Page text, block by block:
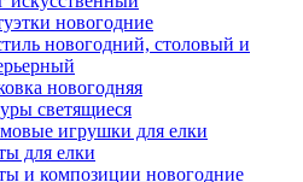
новогодние
новогодний, столовый и
новогодняя
светящиеся
игрушки для елки
для елки
и композиции новогодние